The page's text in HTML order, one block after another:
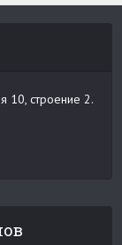
10, строение 2.